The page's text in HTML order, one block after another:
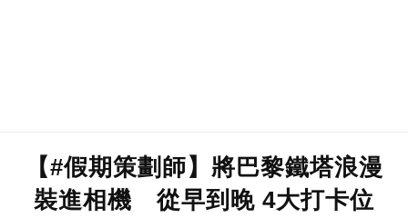
【#假期策劃師】將巴黎鐵塔浪漫
裝進相機 從早到晚 4大打卡位